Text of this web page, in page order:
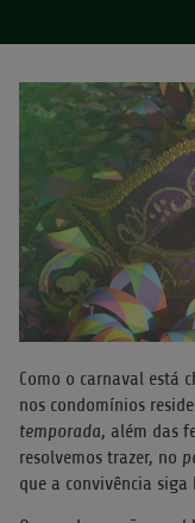
Como o carnaval está
nos condomínios
temporada, além das
resolvemos trazer, no
que a convivência